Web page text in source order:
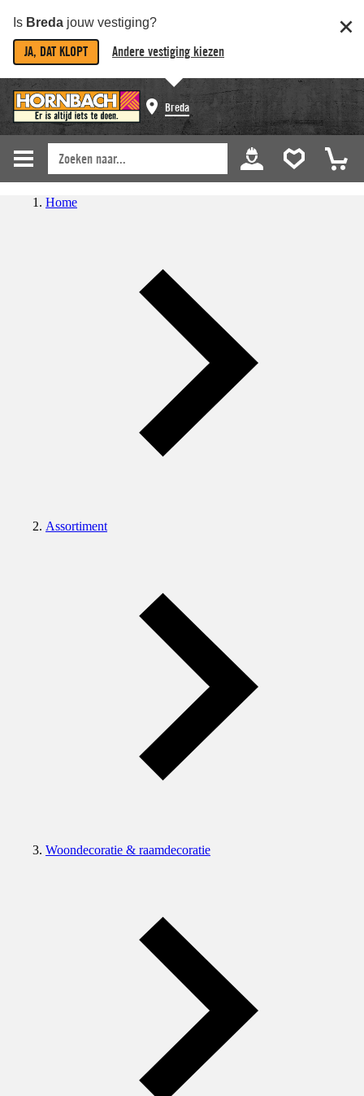
Is Breda jouw vestiging?
JA, DAT KLOPT Andere vestiging kiezen
Breda
Home
Assortiment
Woondecoratie & raamdecoratie